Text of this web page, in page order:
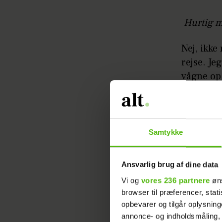
Samtykke
Ansvarlig brug af dine data
Vi og vores 236 partnere
browser til præferencer,
opbevarer og tilgår
annonce- og
Hurtig
Nej,
rejse.
vågne
En
The
kr.